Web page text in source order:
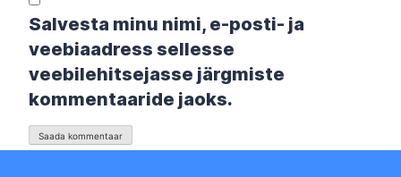
Salvesta minu nimi, e-posti- ja
veebiaadress sellesse
veebilehitsejasse järgmiste
kommentaaride jaoks.